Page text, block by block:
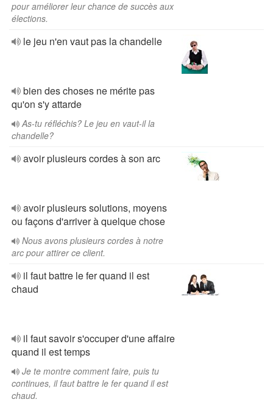
pour améliorer leur chance de succès aux
élections.
le jeu n'en vaut pas la chandelle
bien des choses ne mérite pas
qu'on s'y attarde
As-tu réfléchis? Le jeu en vaut-il la
chandelle?
avoir plusieurs cordes à son arc
avoir plusieurs solutions, moyens
ou façons d'arriver à quelque chose
Nous avons plusieurs cordes à notre
arc pour attirer ce client.
il faut battre le fer quand il est
chaud
il faut savoir s'occuper d'une affaire
quand il est temps
Je te montre comment faire, puis tu
continues, il faut battre le fer quand il est
chaud.